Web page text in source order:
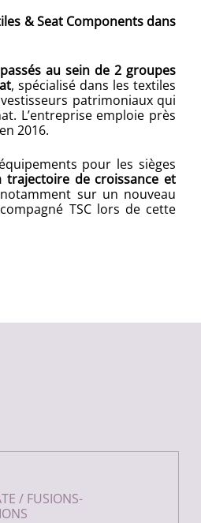
& Seat Components dans
au sein de 2 groupes
, spécialisé dans les textiles
patrimoniaux qui
L’entreprise emploie près
2016.
pour les sièges
trajectoire de croissance et
sur un nouveau
TSC lors de cette
/ FUSIONS-